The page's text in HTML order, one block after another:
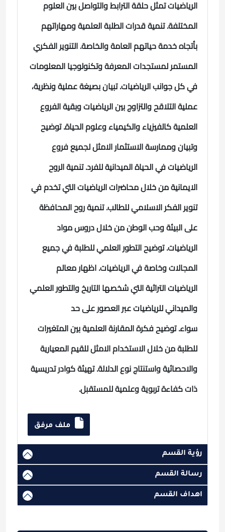
الرياضيات تمثل حلقة الترابط والتواصل بين العلوم
المختلفة.تنمية قدرات الطلبة العلمية ومهاراتهم
بأتجاه خدمة حياتهم العامة والخاصة.التنوير الفكري
المستمر لمستجدات المعرفة وتكنولوجيا المعلومات
في كل جوانب الرياضيات.تبيان بصيغة عملية ونظرية،
عملية التلاقح والتزاوج بين الرياضيات وبقية الفروع
العلمية كالفيزياء والكيمياء وعلوم الحياة.توضيح
وتبيان وممارسة الاستثمار الامثل لجميع فروع
الرياضيات في الحياة الميدانية للفرد.تنمية الروح
الايمانية من خلال محاضرات الرياضيات التي تخدم في
تنوير الفكر الاسلامي للطالب.تنمية روح المحافظة
على البيئة وحب الوطن من خلال دروس مواد
الرياضيات.توضيح التطور العلمي للطلبة في جميع
المجالات وخاصة في الرياضيات.اظهار معالم
الرياضيات التراثية التي شخصها التاريخ والتطور العلمي
والميداني للرياضيات عبر العصور على حد
سواء.توضيح فكرة المقارنة العلمية بين المتغيرات
للطلبة من خلال الاستخدام الامثل للقيم المعيارية
والاحصائية واستنتاج نوع الدلالة.تهيئة كوادر تدريسية
ذات كفاءة تربوية وعلمية للمستقبل.
ملف مرفق
رؤية القسم
رسالة القسم
اهداف القسم